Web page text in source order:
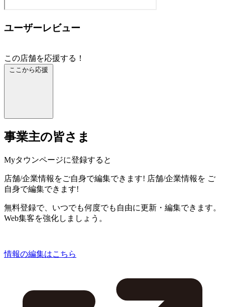
ユーザーレビュー
この店舗を応援する！
ここから応援
事業主の皆さま
Myタウンページに登録すると
店舗/企業情報をご自身で編集できます! 店舗/企業情報を ご
自身で編集できます!
無料登録で、いつでも何度でも自由に更新・編集できます。
Web集客を強化しましょう。
情報の編集はこちら